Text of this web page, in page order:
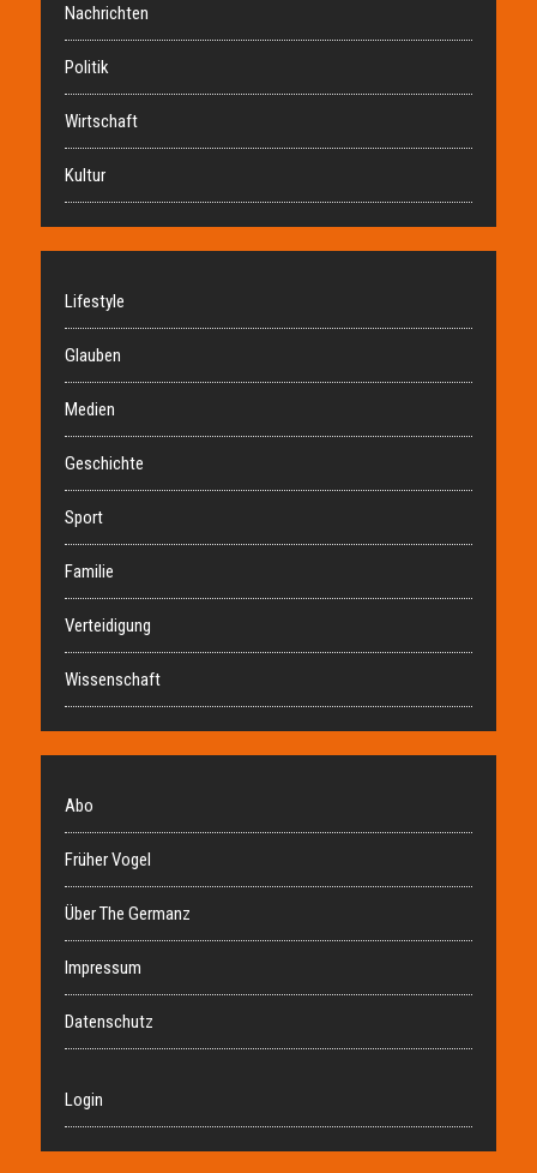
Nachrichten
Politik
Wirtschaft
Kultur
Lifestyle
Glauben
Medien
Geschichte
Sport
Familie
Verteidigung
Wissenschaft
Abo
Früher Vogel
Über The Germanz
Impressum
Datenschutz
Login